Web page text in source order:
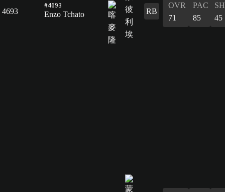
4693
#4693
Enzo Tchato
RB
OVR
71
PAC
85
45